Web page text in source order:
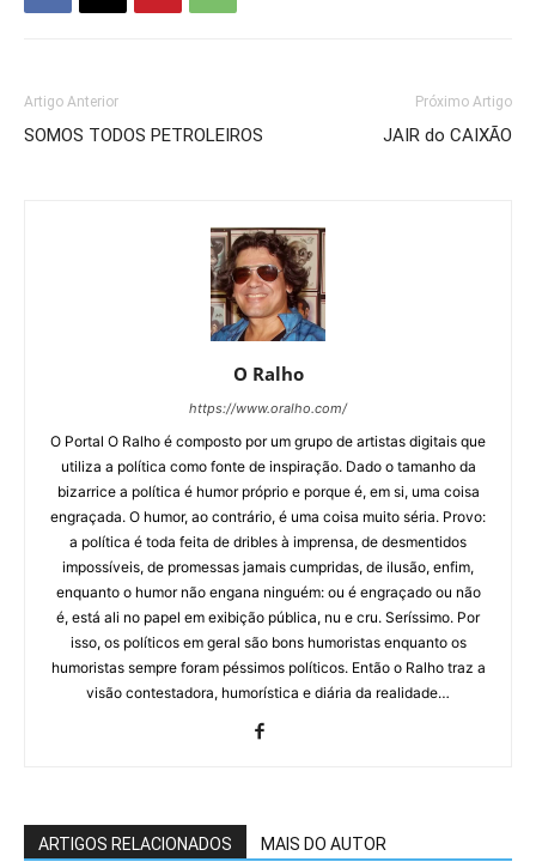
Artigo Anterior
SOMOS TODOS PETROLEIROS
Próximo Artigo
JAIR do CAIXÃO
O Ralho
https://www.oralho.com/
O Portal O Ralho é composto por um grupo de artistas digitais que
utiliza a política como fonte de inspiração. Dado o tamanho da
bizarrice a política é humor próprio e porque é, em si, uma coisa
engraçada. O humor, ao contrário, é uma coisa muito séria. Provo:
a política é toda feita de dribles à imprensa, de desmentidos
impossíveis, de promessas jamais cumpridas, de ilusão, enfim,
enquanto o humor não engana ninguém: ou é engraçado ou não
é, está ali no papel em exibição pública, nu e cru. Seríssimo. Por
isso, os políticos em geral são bons humoristas enquanto os
humoristas sempre foram péssimos políticos. Então o Ralho traz a
visão contestadora, humorística e diária da realidade…
ARTIGOS RELACIONADOS MAIS DO AUTOR